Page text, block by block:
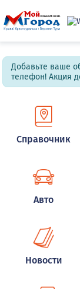
Добавьте ваше
телефон! Акция
Справочник
Авто
Новости